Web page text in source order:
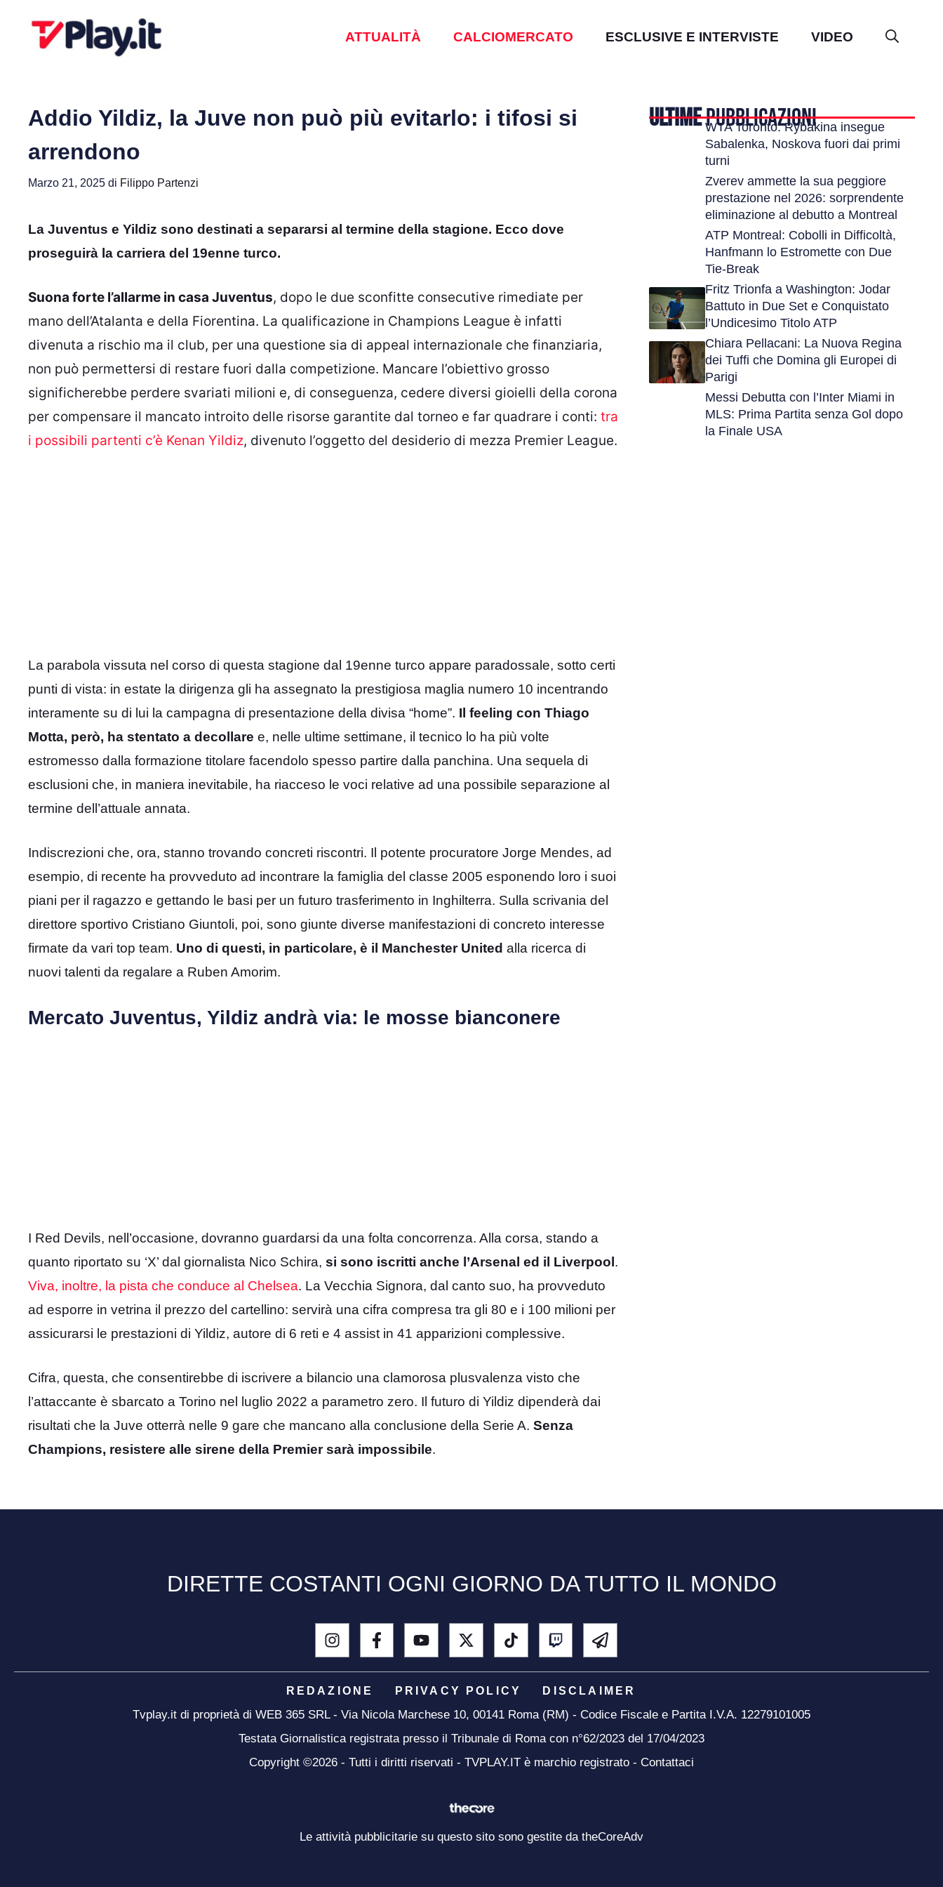
ATTUALITÀ CALCIOMERCATO ESCLUSIVE E INTERVISTE VIDEO
Addio Yildiz, la Juve non può più evitarlo: i tifosi si
arrendono
Marzo 21, 2025 di Filippo Partenzi
La Juventus e Yildiz sono destinati a separarsi al termine della stagione. Ecco dove
proseguirà la carriera del 19enne turco.
Suona forte l’allarme in casa Juventus, dopo le due sconfitte consecutive rimediate per
mano dell’Atalanta e della Fiorentina. La qualificazione in Champions League è infatti
divenuta a rischio ma il club, per una questione sia di appeal internazionale che finanziaria,
non può permettersi di restare fuori dalla competizione. Mancare l’obiettivo grosso
significherebbe perdere svariati milioni e, di conseguenza, cedere diversi gioielli della corona
per compensare il mancato introito delle risorse garantite dal torneo e far quadrare i conti: tra
i possibili partenti c’è Kenan Yildiz, divenuto l’oggetto del desiderio di mezza Premier League.
La parabola vissuta nel corso di questa stagione dal 19enne turco appare paradossale, sotto certi
punti di vista: in estate la dirigenza gli ha assegnato la prestigiosa maglia numero 10 incentrando
interamente su di lui la campagna di presentazione della divisa “home”. Il feeling con Thiago
Motta, però, ha stentato a decollare e, nelle ultime settimane, il tecnico lo ha più volte
estromesso dalla formazione titolare facendolo spesso partire dalla panchina. Una sequela di
esclusioni che, in maniera inevitabile, ha riacceso le voci relative ad una possibile separazione al
termine dell’attuale annata.
Indiscrezioni che, ora, stanno trovando concreti riscontri. Il potente procuratore Jorge Mendes, ad
esempio, di recente ha provveduto ad incontrare la famiglia del classe 2005 esponendo loro i suoi
piani per il ragazzo e gettando le basi per un futuro trasferimento in Inghilterra. Sulla scrivania del
direttore sportivo Cristiano Giuntoli, poi, sono giunte diverse manifestazioni di concreto interesse
firmate da vari top team. Uno di questi, in particolare, è il Manchester United alla ricerca di
nuovi talenti da regalare a Ruben Amorim.
Mercato Juventus, Yildiz andrà via: le mosse bianconere
I Red Devils, nell’occasione, dovranno guardarsi da una folta concorrenza. Alla corsa, stando a
quanto riportato su ‘X’ dal giornalista Nico Schira, si sono iscritti anche l’Arsenal ed il Liverpool .
Viva, inoltre, la pista che conduce al Chelsea. La Vecchia Signora, dal canto suo, ha provveduto
ad esporre in vetrina il prezzo del cartellino: servirà una cifra compresa tra gli 80 e i 100 milioni per
assicurarsi le prestazioni di Yildiz, autore di 6 reti e 4 assist in 41 apparizioni complessive.
Cifra, questa, che consentirebbe di iscrivere a bilancio una clamorosa plusvalenza visto che
l’attaccante è sbarcato a Torino nel luglio 2022 a parametro zero. Il futuro di Yildiz dipenderà dai
risultati che la Juve otterrà nelle 9 gare che mancano alla conclusione della Serie A. Senza
Champions, resistere alle sirene della Premier sarà impossibile.
ULTIMEPUBBLICAZIONI
WTA Toronto: Rybakina insegue
Sabalenka, Noskova fuori dai primi
turni
Zverev ammette la sua peggiore
prestazione nel 2026: sorprendente
eliminazione al debutto a Montreal
ATP Montreal: Cobolli in Difficoltà,
Hanfmann lo Estromette con Due
Tie-Break
Fritz Trionfa a Washington: Jodar
Battuto in Due Set e Conquistato
l’Undicesimo Titolo ATP
Chiara Pellacani: La Nuova Regina
dei Tuffi che Domina gli Europei di
Parigi
Messi Debutta con l’Inter Miami in
MLS: Prima Partita senza Gol dopo
la Finale USA
DIRETTE COSTANTI OGNI GIORNO DA TUTTO IL MONDO
REDAZIONE PRIVACY POLICY DISCLAIMER
Tvplay.it di proprietà di WEB 365 SRL - Via Nicola Marchese 10, 00141 Roma (RM) - Codice Fiscale e Partita I.V.A. 12279101005
Testata Giornalistica registrata presso il Tribunale di Roma con n°62/2023 del 17/04/2023
Copyright ©2026 - Tutti i diritti riservati - TVPLAY.IT è marchio registrato - Contattaci
Le attività pubblicitarie su questo sito sono gestite da theCoreAdv